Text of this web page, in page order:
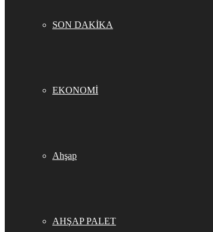
SON DAKİKA
EKONOMİ
Ahşap
AHŞAP PALET